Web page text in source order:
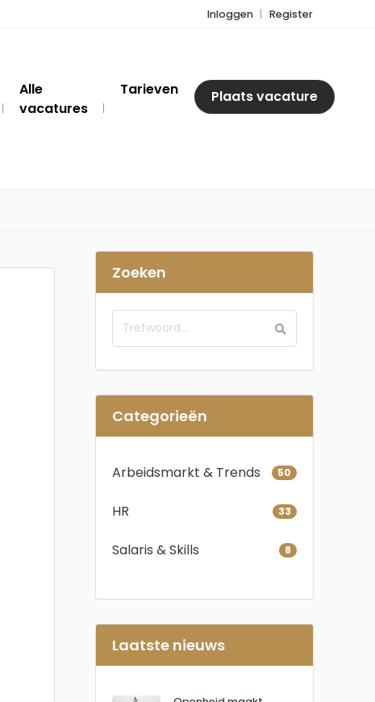
Inloggen Register
Alle
vacatures
Tarieven Plaats vacature
Zoeken
Categorieën
Arbeidsmarkt & Trends 50
HR 33
Salaris & Skills 8
Laatste nieuws